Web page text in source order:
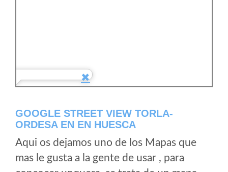
GOOGLE STREET VIEW TORLA-
ORDESA EN EN HUESCA
Aqui os dejamos uno de los Mapas que
mas le gusta a la gente de usar , para